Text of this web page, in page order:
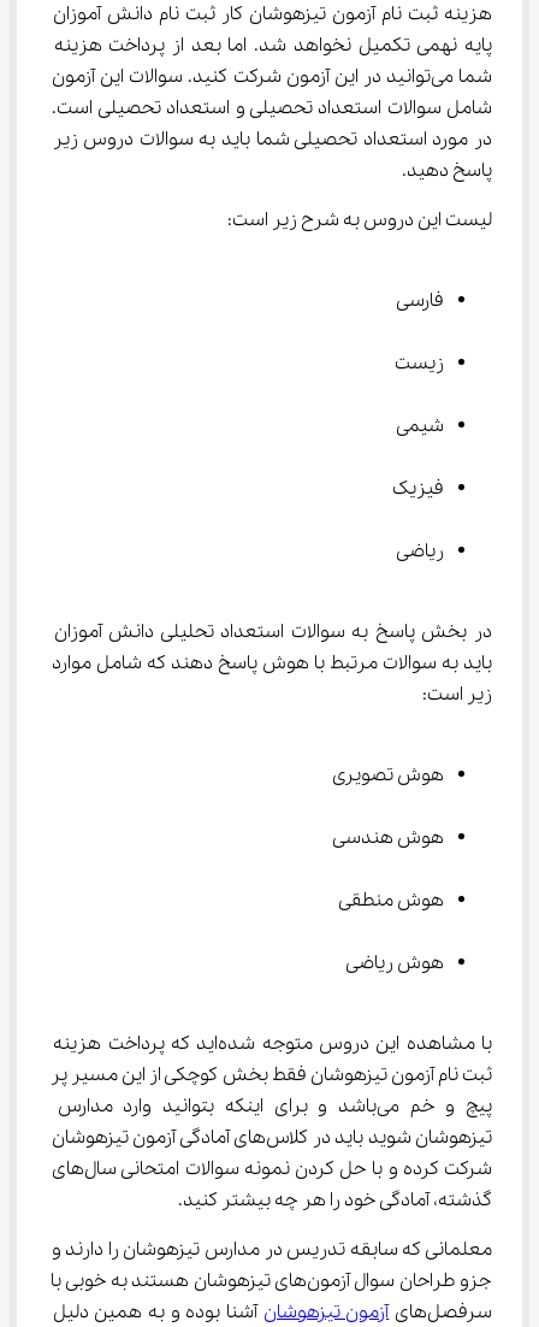
هزینه ثبت نام آزمون تیزهوشان کار ثبت نام دانش آموزان
پایه نهمی تکمیل نخواهد شد. اما بعد از پرداخت هزینه
شما می‌توانید در این آزمون شرکت کنید. سوالات این آزمون
شامل سوالات استعداد تحصیلی و استعداد تحصیلی است.
در مورد استعداد تحصیلی شما باید به سوالات دروس زیر
پاسخ دهید.
لیست این دروس به شرح زیر است:
فارسی
زیست
شیمی
فیزیک
ریاضی
در بخش پاسخ به سوالات استعداد تحلیلی دانش آموزان
باید به سوالات مرتبط با هوش پاسخ دهند که شامل موارد
زیر است:
هوش تصویری
هوش هندسی
هوش منطقی
هوش ریاضی
با مشاهده این دروس متوجه شده‌اید که پرداخت هزینه
ثبت نام آزمون تیزهوشان فقط بخش کوچکی از این مسیر پر
پیچ و خم می‌باشد و برای اینکه بتوانید وارد مدارس
تیزهوشان شوید باید در کلاس‌های آمادگی آزمون تیزهوشان
شرکت کرده و با حل کردن نمونه سوالات امتحانی سال‌های
گذشته، آمادگی خود را هر چه بیشتر کنید.
معلمانی که سابقه تدریس در مدارس تیزهوشان را دارند و
جزو طراحان سوال آزمون‌های تیزهوشان هستند به خوبی با
سرفصل‌های
آزمون تیزهوشان آشنا بوده و به همین دلیل